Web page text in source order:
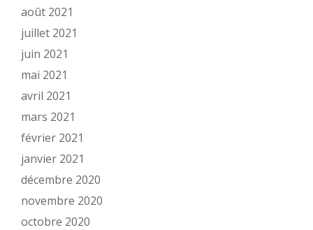
août 2021
juillet 2021
juin 2021
mai 2021
avril 2021
mars 2021
février 2021
janvier 2021
décembre 2020
novembre 2020
octobre 2020